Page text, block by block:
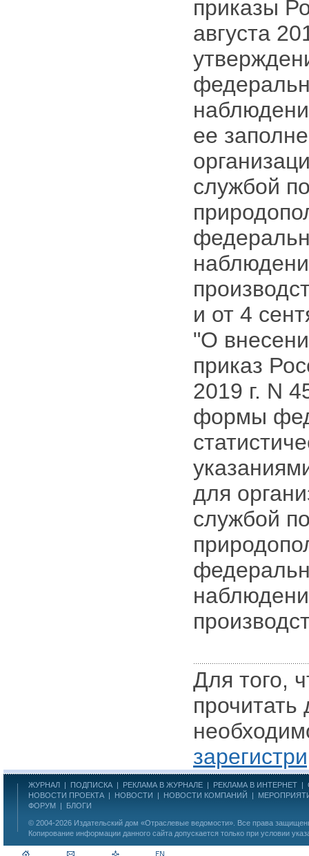
приказы
августа
ее
службой
и от 4
"О
приказ
2019 г. N
формы
для
службой
Для того,
прочитать
ЖУРНАЛ | ПОДПИСКА | РЕКЛАМА В ЖУРНАЛЕ | РЕКЛАМА В ИНТЕРНЕТ |
НОВОСТИ ПРОЕКТА | НОВОСТИ | НОВОСТИ КОМПАНИЙ |
ФОРУМ | БЛОГИ
© 2004-2026 Издательский дом «Отраслевые ведомости» . Все права
Копирование информации данного сайта допускается только при условии